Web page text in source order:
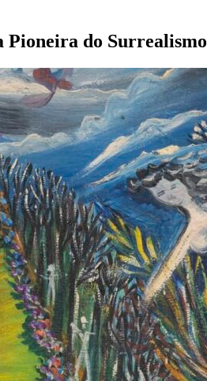
Pioneira do Surrealismo